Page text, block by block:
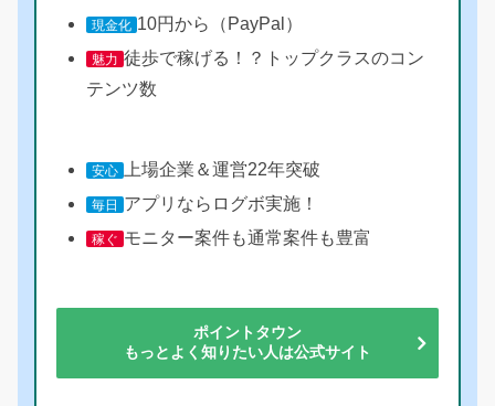
現金化 10円から（PayPal）
魅力 徒歩で稼げる！？トップクラスのコン
テンツ数
安心 上場企業＆運営22年突破
毎日 アプリならログボ実施！
稼ぐ モニター案件も通常案件も豊富
ポイントタウン
もっとよく知りたい人は公式サイト